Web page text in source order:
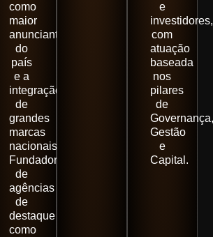
como
maior
anunciante
do
país
e a
integração
de
grandes
marcas
nacionais.
Fundador
de
agências
de
destaque
como
e
investidores,
com
atuação
baseada
nos
pilares
de
Governança,
Gestão
e
Capital.